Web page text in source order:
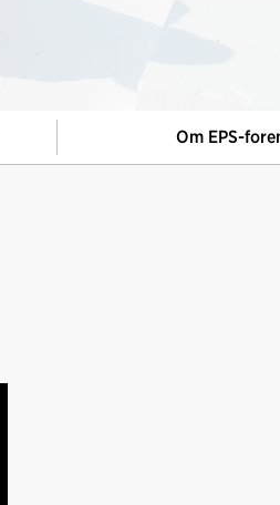
Om EPS-